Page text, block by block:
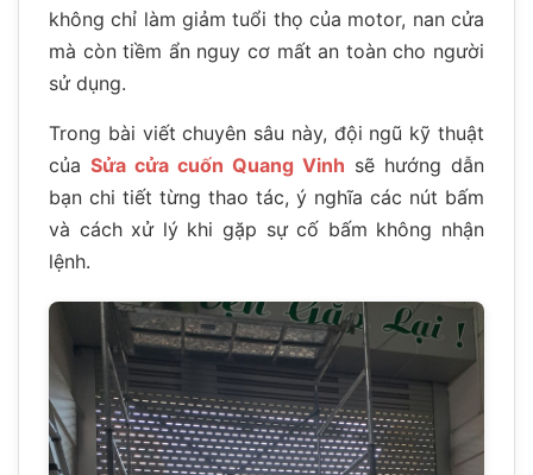
không chỉ làm giảm tuổi thọ của motor, nan cửa
mà còn tiềm ẩn nguy cơ mất an toàn cho người
sử dụng.
Trong bài viết chuyên sâu này, đội ngũ kỹ thuật
của Sửa cửa cuốn Quang Vinh sẽ hướng dẫn
bạn chi tiết từng thao tác, ý nghĩa các nút bấm
và cách xử lý khi gặp sự cố bấm không nhận
lệnh.